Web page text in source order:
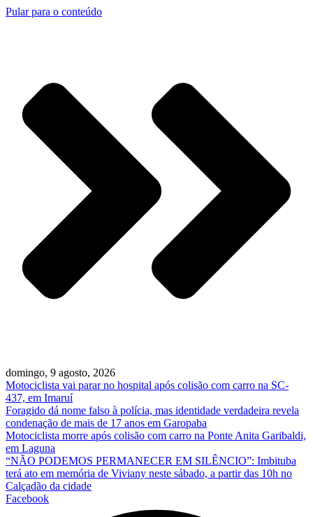
Pular para o conteúdo
domingo, 9 agosto, 2026
Motociclista vai parar no hospital após colisão com carro na SC-
437, em Imaruí
Foragido dá nome falso à polícia, mas identidade verdadeira revela
condenação de mais de 17 anos em Garopaba
Motociclista morre após colisão com carro na Ponte Anita Garibaldi,
em Laguna
“NÃO PODEMOS PERMANECER EM SILÊNCIO”: Imbituba
terá ato em memória de Viviany neste sábado, a partir das 10h no
Calçadão da cidade
Facebook